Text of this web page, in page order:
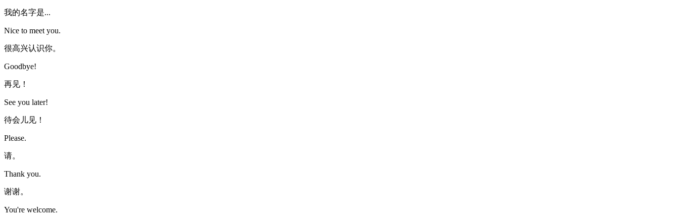
我的名字是...
Nice to meet you.
很高兴认识你。
Goodbye!
再见！
See you later!
待会儿见！
Please.
请。
Thank you.
谢谢。
You're welcome.